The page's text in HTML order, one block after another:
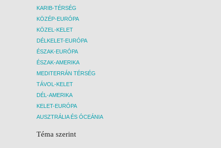
KARIB-TÉRSÉG
KÖZÉP-EURÓPA
KÖZEL-KELET
DÉLKELET-EURÓPA
ÉSZAK-EURÓPA
ÉSZAK-AMERIKA
MEDITERRÁN TÉRSÉG
TÁVOL-KELET
DÉL-AMERIKA
KELET-EURÓPA
AUSZTRÁLIA ÉS ÓCEÁNIA
Téma szerint